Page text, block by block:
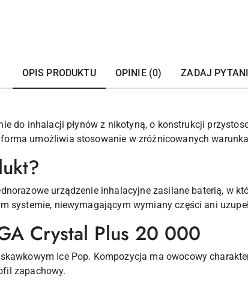
OPIS PRODUKTU OPINIE (0) ZADAJ
do inhalacji płynów z nikotyną, o konstrukcji
umożliwia stosowanie w zróżnicowanych
urządzenie inhalacyjne zasilane baterią, w
systemie, niewymagającym wymiany części ani
Crystal Plus 20 000
Ice Pop. Kompozycja ma owocowy
zapachowy.